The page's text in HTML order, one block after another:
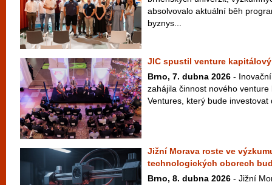
absolvovalo aktuální běh
byznys...
JIC spustil venture
Brno, 7. dubna 2026 -
zahájila činnost nového
Ventures, který bude investovat
Jižní Morava roste ve
technologických oborech
Brno, 8. dubna 2026 - Jižní